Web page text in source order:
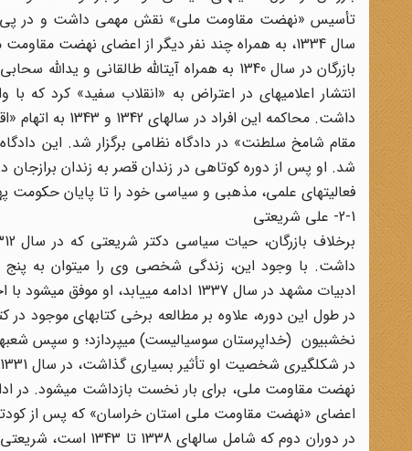
تأسیس «نهضت مقاومت ملی» نقش مهمی داشت و در پی
سال 1334، به همراه چند نفر دیگر از اعضای نهضت مقاومت ملی دستگیر و هشت ماه زندانی شد.
انتشار اعلامیهای در اعتراض به «انقلاب سفید» کرد
داشت. محاکمه
فعالیتهای علمی، مذهبی و سیاسی خود را تا پایان حکومت
2-1- علی شریعتی
داشت. با وجود این، زندگی شخصی وی را میتوان به
ادبیات مشهد در سال 1337 ادامه
در طول این دوره، علاوه بر مطالعه برخی کتابهای موجود
نخشبیون (خداپرستان سوسیالیست) میپردازد؛ و سپس
اعضای «نهضت مقاومت ملی استان خراسان» که پس از کودتای 28 مرداد به صورت زیرزمینی شکل گرفته بود، دستگیر و زندانی
در دوران دوم که